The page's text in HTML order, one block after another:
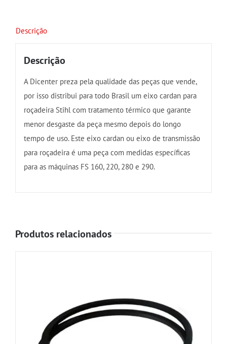
Descrição
Descrição
A Dicenter preza pela qualidade das peças que vende,
por isso distribui para todo Brasil um eixo cardan para
roçadeira Stihl com tratamento térmico que garante
menor desgaste da peça mesmo depois do longo
tempo de uso. Este eixo cardan ou eixo de transmissão
para roçadeira é uma peça com medidas específicas
para as máquinas FS 160, 220, 280 e 290.
Produtos relacionados